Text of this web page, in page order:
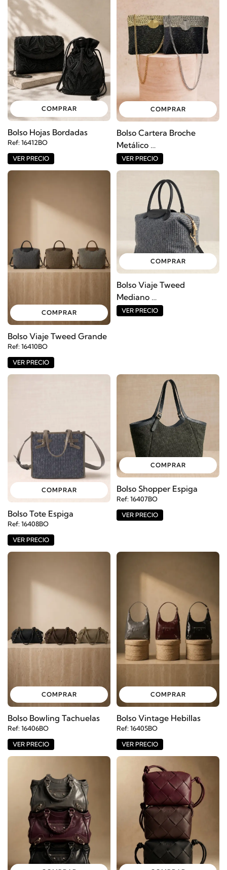
COMPRAR
Bolso Hojas Bordadas
Ref: 16412BO
VER PRECIO
COMPRAR
Bolso Cartera Broche
Metálico
Ref: 16411BO
VER PRECIO
COMPRAR
Bolso Viaje Tweed Grande
Ref: 16410BO
VER PRECIO
COMPRAR
Bolso Viaje Tweed
Mediano
Ref: 16409BO
VER PRECIO
COMPRAR
Bolso Tote Espiga
Ref: 16408BO
VER PRECIO
COMPRAR
Bolso Shopper Espiga
Ref: 16407BO
VER PRECIO
COMPRAR
Bolso Bowling Tachuelas
Ref: 16406BO
VER PRECIO
COMPRAR
Bolso Vintage Hebillas
Ref: 16405BO
VER PRECIO